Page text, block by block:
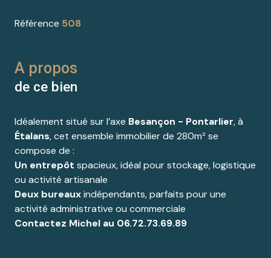
Référence 508
A propos
de ce bien
Idéalement situé sur l’axe Besançon - Pontarlier, à
Étalans, cet ensemble immobilier de 280m² se
compose de :
Un entrepôt spacieux, idéal pour stockage, logistique
ou activité artisanale
Deux bureauxindépendants, parfaits pour une
activité administrative ou commerciale
Contactez Michel au 06.72.73.69.89